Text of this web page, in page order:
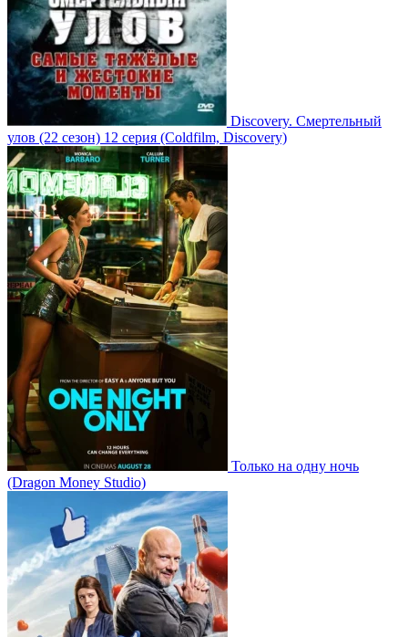
Discovery. Смертельный
улов (22 сезон) 12 серия (Coldfilm, Discovery)
Только на одну ночь
(Dragon Money Studio)